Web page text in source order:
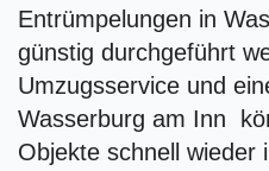
Entrümpelungen in
günstig durchgeführt
Umzugsservice und
Wasserburg am Inn
Objekte schnell wieder